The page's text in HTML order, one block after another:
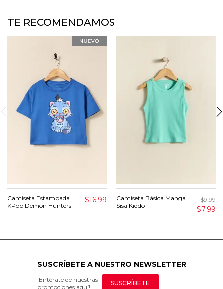
TE RECOMENDAMOS
Camiseta Estampada
KPop Demon Hunters
$16.99
Camiseta Básica Manga
Sisa Kiddo
$9.99
$7.99
SUSCRÍBETE A NUESTRO NEWSLETTER
¡Entérate de nuestras
promociones aquí!
SUSCRÍBETE